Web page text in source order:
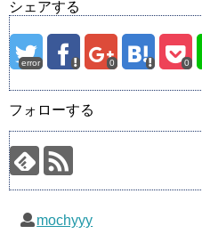
シェアする
error 0 0
フォローする
mochyyy